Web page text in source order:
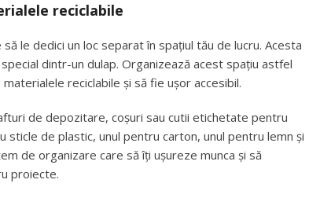
reciclabile
le dedici un loc separat în spațiul tău de lucru. Acesta
dintr-un dulap. Organizează acest spațiu astfel
reciclabile și să fie ușor accesibil.
de depozitare, coșuri sau cutii etichetate pentru
de plastic, unul pentru carton, unul pentru lemn și
de organizare care să îți ușureze munca și să
proiecte.